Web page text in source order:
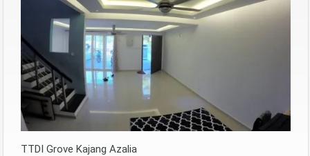
TTDI Grove Kajang Azalia